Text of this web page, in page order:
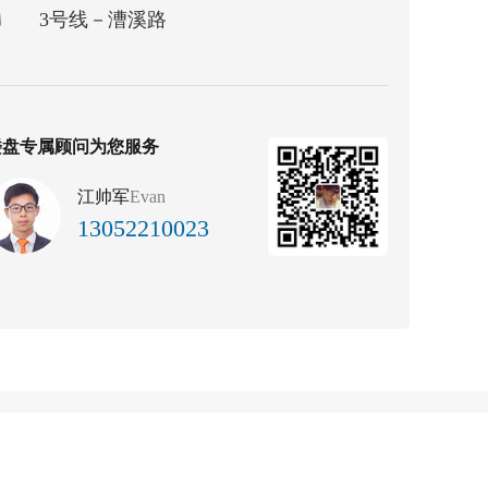
3号线－漕溪路
专属顾问为您服务
江帅军Evan
13052210023